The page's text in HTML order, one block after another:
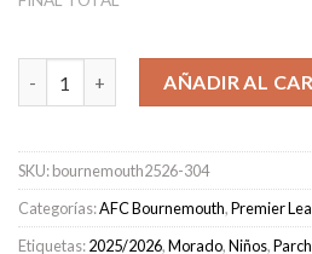
Camiseta AFC Bournemouth
AÑADIR AL
SKU:bournemouth2526-304
Categorías:AFC Bournemouth,Premier
Etiquetas:2025/2026,Morado,Niños,